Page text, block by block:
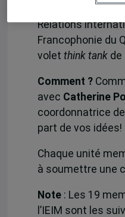
Relations
Francophonie du
volet think tankde
Comment ?
avec Catherine
coordonnatrice de
part de vos
Chaque unité
à soumettre une
Note: Les 19
l’IEIM sont les